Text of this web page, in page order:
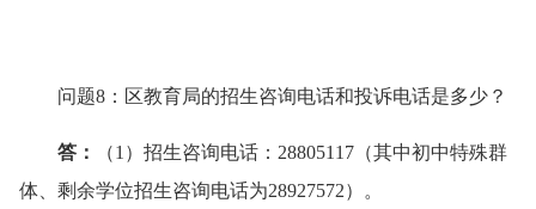
问题8：区教育局的招生咨询电话和投诉电话是多少？
答 ：
（1）招生咨询电话：28805117（其中初中特殊群
体、剩余学位招生咨询电话为28927572）。